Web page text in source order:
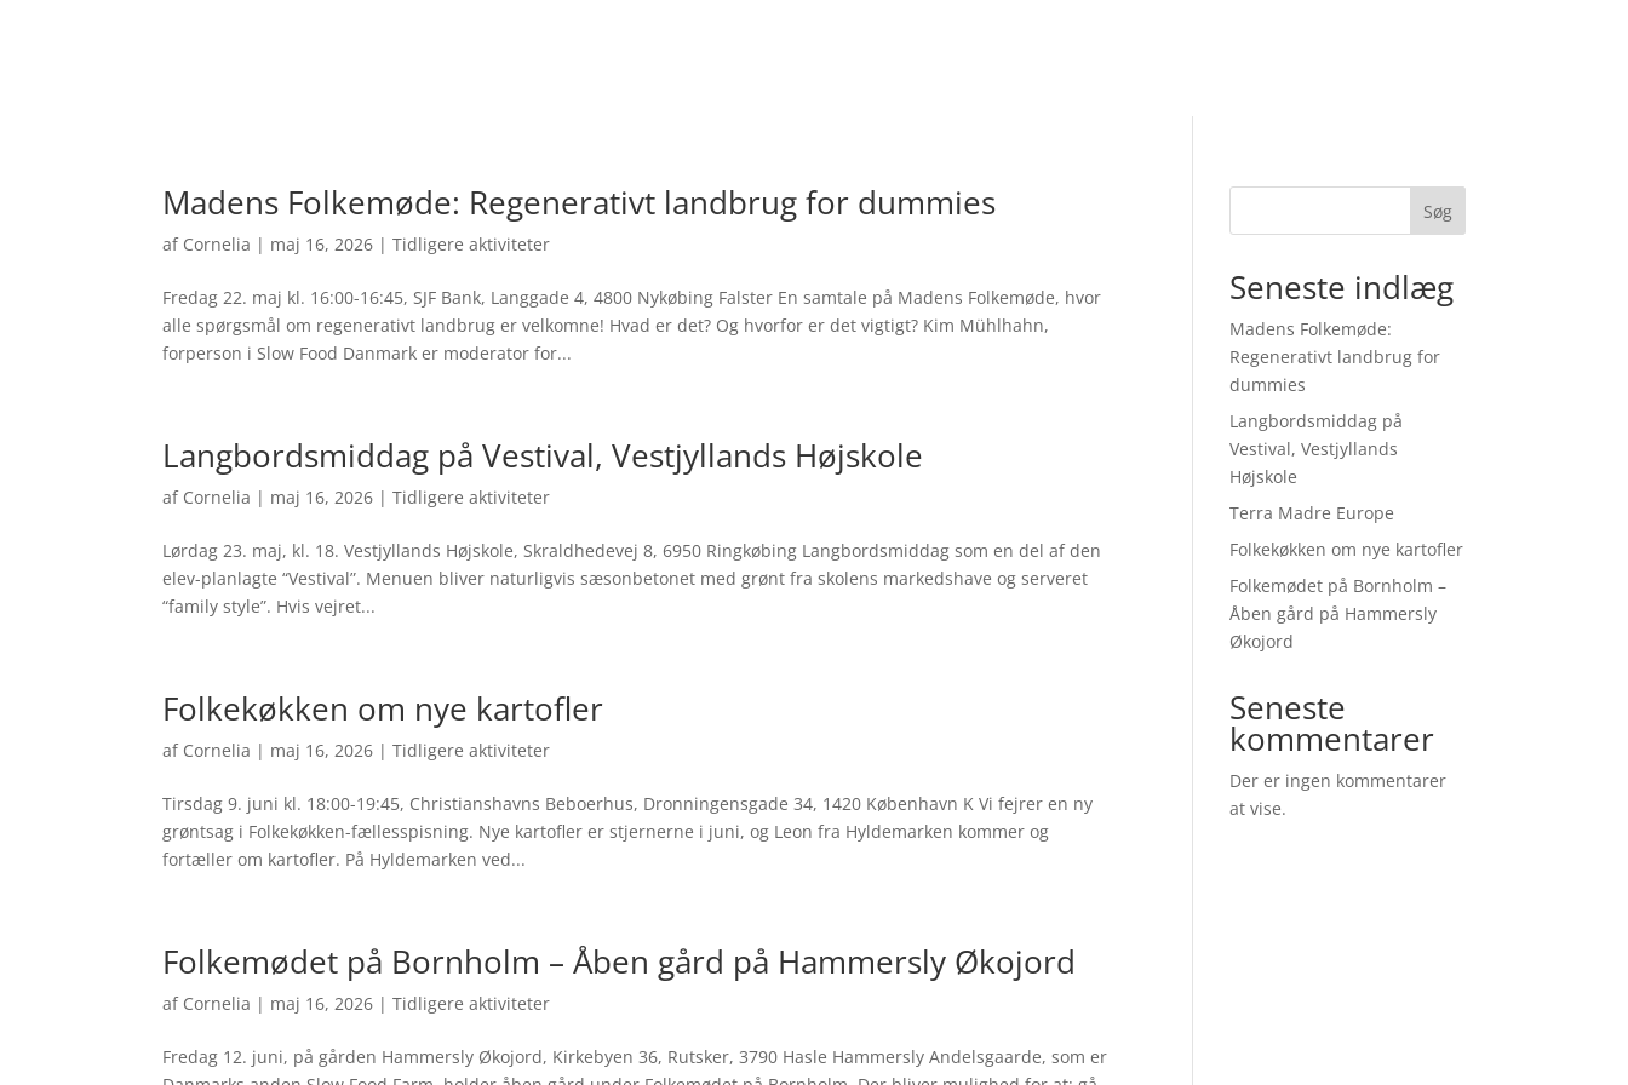
Madens Folkemøde: Regenerativt landbrug for dummies
af Cornelia | maj 16, 2026 |Tidligere aktiviteter
Fredag 22. maj kl. 16:00-16:45, SJF Bank, Langgade 4, 4800 Nykøbing Falster En samtale på Madens Folkemøde, hvor
alle spørgsmål om regenerativt landbrug er velkomne! Hvad er det? Og hvorfor er det vigtigt? Kim Mühlhahn,
forperson i Slow Food Danmark er moderator for...
Langbordsmiddag på Vestival, Vestjyllands Højskole
af Cornelia | maj 16, 2026 |Tidligere aktiviteter
Lørdag 23. maj, kl. 18. Vestjyllands Højskole, Skraldhedevej 8, 6950 Ringkøbing Langbordsmiddag som en del af den
elev-planlagte “Vestival”. Menuen bliver naturligvis sæsonbetonet med grønt fra skolens markedshave og serveret
“family style”. Hvis vejret...
Folkekøkken om nye kartofler
af Cornelia | maj 16, 2026 |Tidligere aktiviteter
Tirsdag 9. juni kl. 18:00-19:45, Christianshavns Beboerhus, Dronningensgade 34, 1420 København K Vi fejrer en ny
grøntsag i Folkekøkken-fællesspisning. Nye kartofler er stjernerne i juni, og Leon fra Hyldemarken kommer og
fortæller om kartofler. På Hyldemarken ved...
Folkemødet på Bornholm – Åben gård på Hammersly Økojord
af Cornelia | maj 16, 2026 |Tidligere aktiviteter
Fredag 12. juni, på gården Hammersly Økojord, Kirkebyen 36, Rutsker, 3790 Hasle Hammersly Andelsgaarde, som er
Søg
Seneste indlæg
Madens Folkemøde:
Regenerativt landbrug for
dummies
Langbordsmiddag på
Vestival, Vestjyllands
Højskole
Terra Madre Europe
Folkekøkken om nye kartofler
Folkemødet på Bornholm –
Åben gård på Hammersly
Økojord
Seneste
kommentarer
Der er ingen kommentarer
at vise.